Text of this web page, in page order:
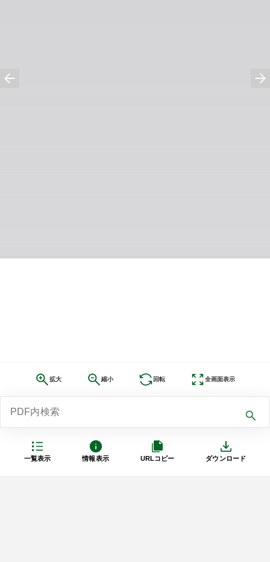
一覧表示 情報表示 URLコピー ダウンロード
拡大 縮小 回転 全画面表示